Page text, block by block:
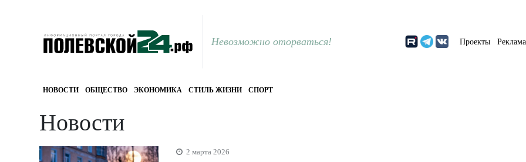
Невозможно оторваться! Проекты Реклама
НОВОСТИ ОБЩЕСТВО ЭКОНОМИКА СТИЛЬ ЖИЗНИ СПОРТ
Новости
2 марта 2026